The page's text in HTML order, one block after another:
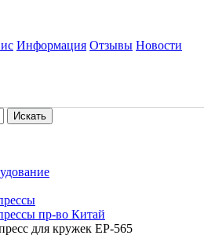
Информация Отзывы Новости
Искать
пр-во Китай
для кружек EP-565